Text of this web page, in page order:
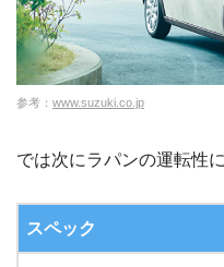
参考： www.suzuki.co.jp
では次にラパンの運転性
スペック